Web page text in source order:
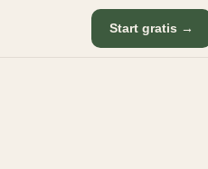
Start gratis →